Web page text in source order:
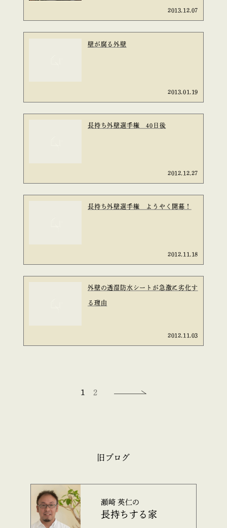
2013.12.07
壁が腐る外壁
2013.01.19
長持ち外壁選手権 40日後
2012.12.27
長持ち外壁選手権 ようやく開幕！
2012.11.18
外壁の透湿防水シートが急激に劣化す
る理由
2012.11.03
1 2
旧ブログ
瀬崎 英仁の
長持ちする家